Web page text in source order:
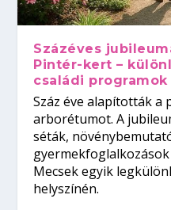
Százéves
Pintér-kert –
családi
Száz éve alapították a
arborétumot. A
séták,
Mecsek egyik
helyszínén.